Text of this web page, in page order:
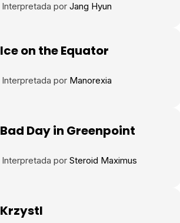
Interpretada por Jang Hyun
Ice on the Equator
Interpretada por Manorexia
Bad Day in Greenpoint
Interpretada por Steroid Maximus
Krzystl